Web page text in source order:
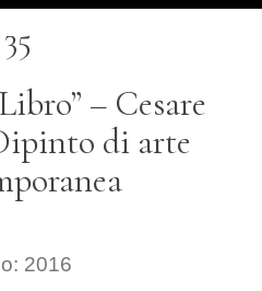
35
– Cesare
di arte
2016